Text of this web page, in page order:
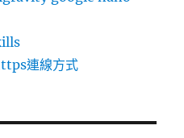
連線方式